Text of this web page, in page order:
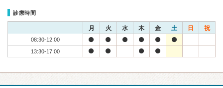
診療時間
月 火 水 木 金 土 日 祝
08:30-12:00
13:30-17:00